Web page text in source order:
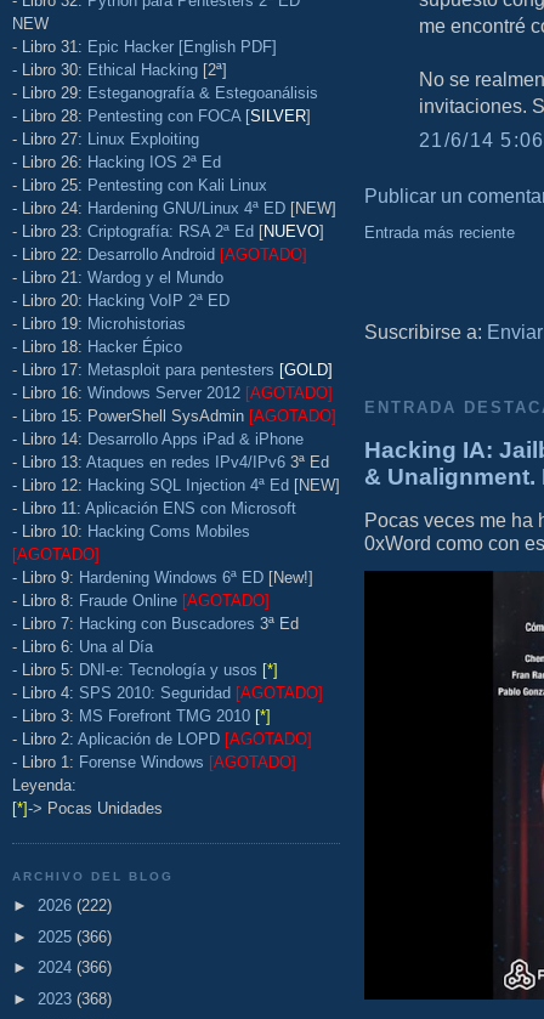
NEW
- Libro 31: Epic Hacker [English PDF]
- Libro 30: Ethical Hacking [2ª]
- Libro 29: Esteganografía & Estegoanálisis
- Libro 28: Pentesting con FOCA [SILVER]
- Libro 27: Linux Exploiting
- Libro 26: Hacking IOS 2ª Ed
- Libro 25: Pentesting con Kali Linux
- Libro 24: Hardening GNU/Linux 4ª ED [NEW]
- Libro 23: Criptografía: RSA 2ª Ed [NUEVO]
- Libro 22: Desarrollo Android [AGOTADO]
- Libro 21: Wardog y el Mundo
- Libro 20: Hacking VoIP 2ª ED
- Libro 19: Microhistorias
- Libro 18: Hacker Épico
- Libro 17: Metasploit para pentesters [GOLD]
- Libro 16: Windows Server 2012 [AGOTADO]
- Libro 15: PowerShell SysAdmin [AGOTADO]
- Libro 14: Desarrollo Apps iPad & iPhone
- Libro 13: Ataques en redes IPv4/IPv6 3ª Ed
- Libro 12: Hacking SQL Injection 4ª Ed [NEW]
- Libro 11: Aplicación ENS con Microsoft
- Libro 10: Hacking Coms Mobiles
[AGOTADO]
- Libro 9: Hardening Windows 6ª ED [New!]
- Libro 8: Fraude Online [AGOTADO]
- Libro 7: Hacking con Buscadores 3ª Ed
- Libro 6: Una al Día
- Libro 5: DNI-e: Tecnología y usos [*]
- Libro 4: SPS 2010: Seguridad [AGOTADO]
- Libro 3: MS Forefront TMG 2010 [*]
- Libro 2: Aplicación de LOPD [AGOTADO]
- Libro 1: Forense Windows [AGOTADO]
Leyenda:
[*]-> Pocas Unidades
ARCHIVO DEL BLOG
► 2026 (222)
► 2025 (366)
► 2024 (366)
► 2023 (368)
me encontré
No se
invitaciones.
21/6/14
Publicar un
Entrada más reciente
Suscribirse a:
ENTRADA
Hacking IA:
&
Pocas veces me ha
0xWord como con